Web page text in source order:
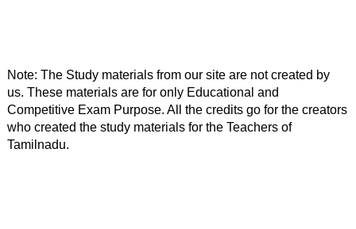
Note: The Study materials from our site are not created by
us. These materials are for only Educational and
Competitive Exam Purpose. All the credits go for the creators
who created the study materials for the Teachers of
Tamilnadu.